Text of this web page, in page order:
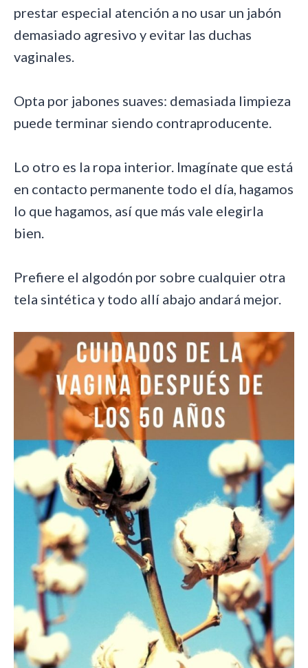
prestar especial atención a no usar un jabón
demasiado agresivo y evitar las duchas
vaginales.
Opta por jabones suaves: demasiada limpieza
puede terminar siendo contraproducente.
Lo otro es la ropa interior. Imagínate que está
en contacto permanente todo el día, hagamos
lo que hagamos, así que más vale elegirla
bien.
Prefiere el algodón por sobre cualquier otra
tela sintética y todo allí abajo andará mejor.